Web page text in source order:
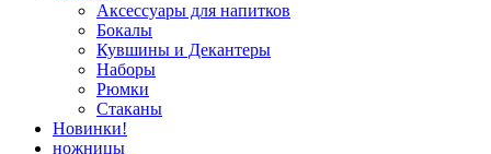
Аксессуары для напитков
Бокалы
Кувшины и Декантеры
Наборы
Рюмки
Стаканы
Новинки!
ножницы